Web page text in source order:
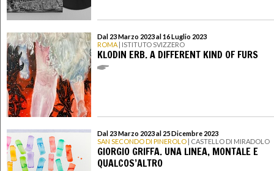
Dal 23 Marzo 2023 al 16 Luglio 2023
ROMA | ISTITUTO SVIZZERO
KLODIN ERB. A DIFFERENT KIND OF FURS
Dal 23 Marzo 2023 al 25 Dicembre 2023
SAN SECONDO DI PINEROLO | CASTELLO DI MIRADOLO
GIORGIO GRIFFA. UNA LINEA, MONTALE E
QUALCOS’ALTRO